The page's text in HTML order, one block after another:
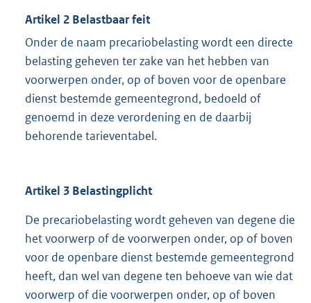
Artikel 2 Belastbaar feit
Onder de naam precariobelasting wordt een directe
belasting geheven ter zake van het hebben van
voorwerpen onder, op of boven voor de openbare
dienst bestemde gemeentegrond, bedoeld of
genoemd in deze verordening en de daarbij
behorende tarieventabel.
Artikel 3 Belastingplicht
De precariobelasting wordt geheven van degene die
het voorwerp of de voorwerpen onder, op of boven
voor de openbare dienst bestemde gemeentegrond
heeft, dan wel van degene ten behoeve van wie dat
voorwerp of die voorwerpen onder, op of boven